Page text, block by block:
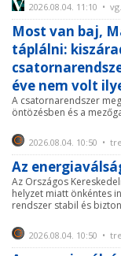
2026.08.04. 11:10 •
Most van baj,
táplálni:
éve nem volt
A csatornarendszer
öntözésben és a
2026.08.04. 10:50 •
Az
Az Országos
helyzet miatt önkéntes
rendszer stabil és
2026.08.04. 10:50 •